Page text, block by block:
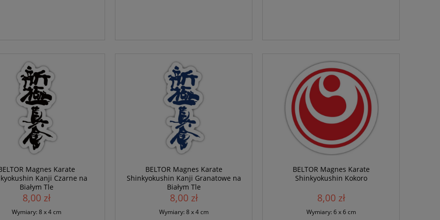
Magnes Karate
Kanji Czarne na
Białym Tle
8,00 zł
Wymiary: 8 x 4 cm
BELTOR Magnes Karate
Shinkyokushin Kanji Granatowe na
Białym Tle
8,00 zł
Wymiary: 8 x 4 cm
BELTOR Magnes Karate
Shinkyokushin Kokoro
8,00 zł
Wymiary: 6 x 6 cm